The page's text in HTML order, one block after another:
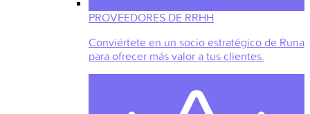
PROVEEDORES DE RRHH
Conviértete en un socio estratégico de Runa
para ofrecer más valor a tus clientes.